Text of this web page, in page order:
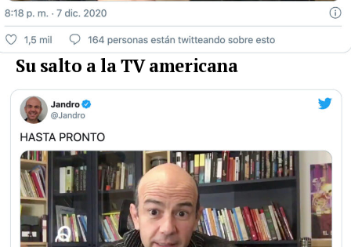
Su salto a la TV americana